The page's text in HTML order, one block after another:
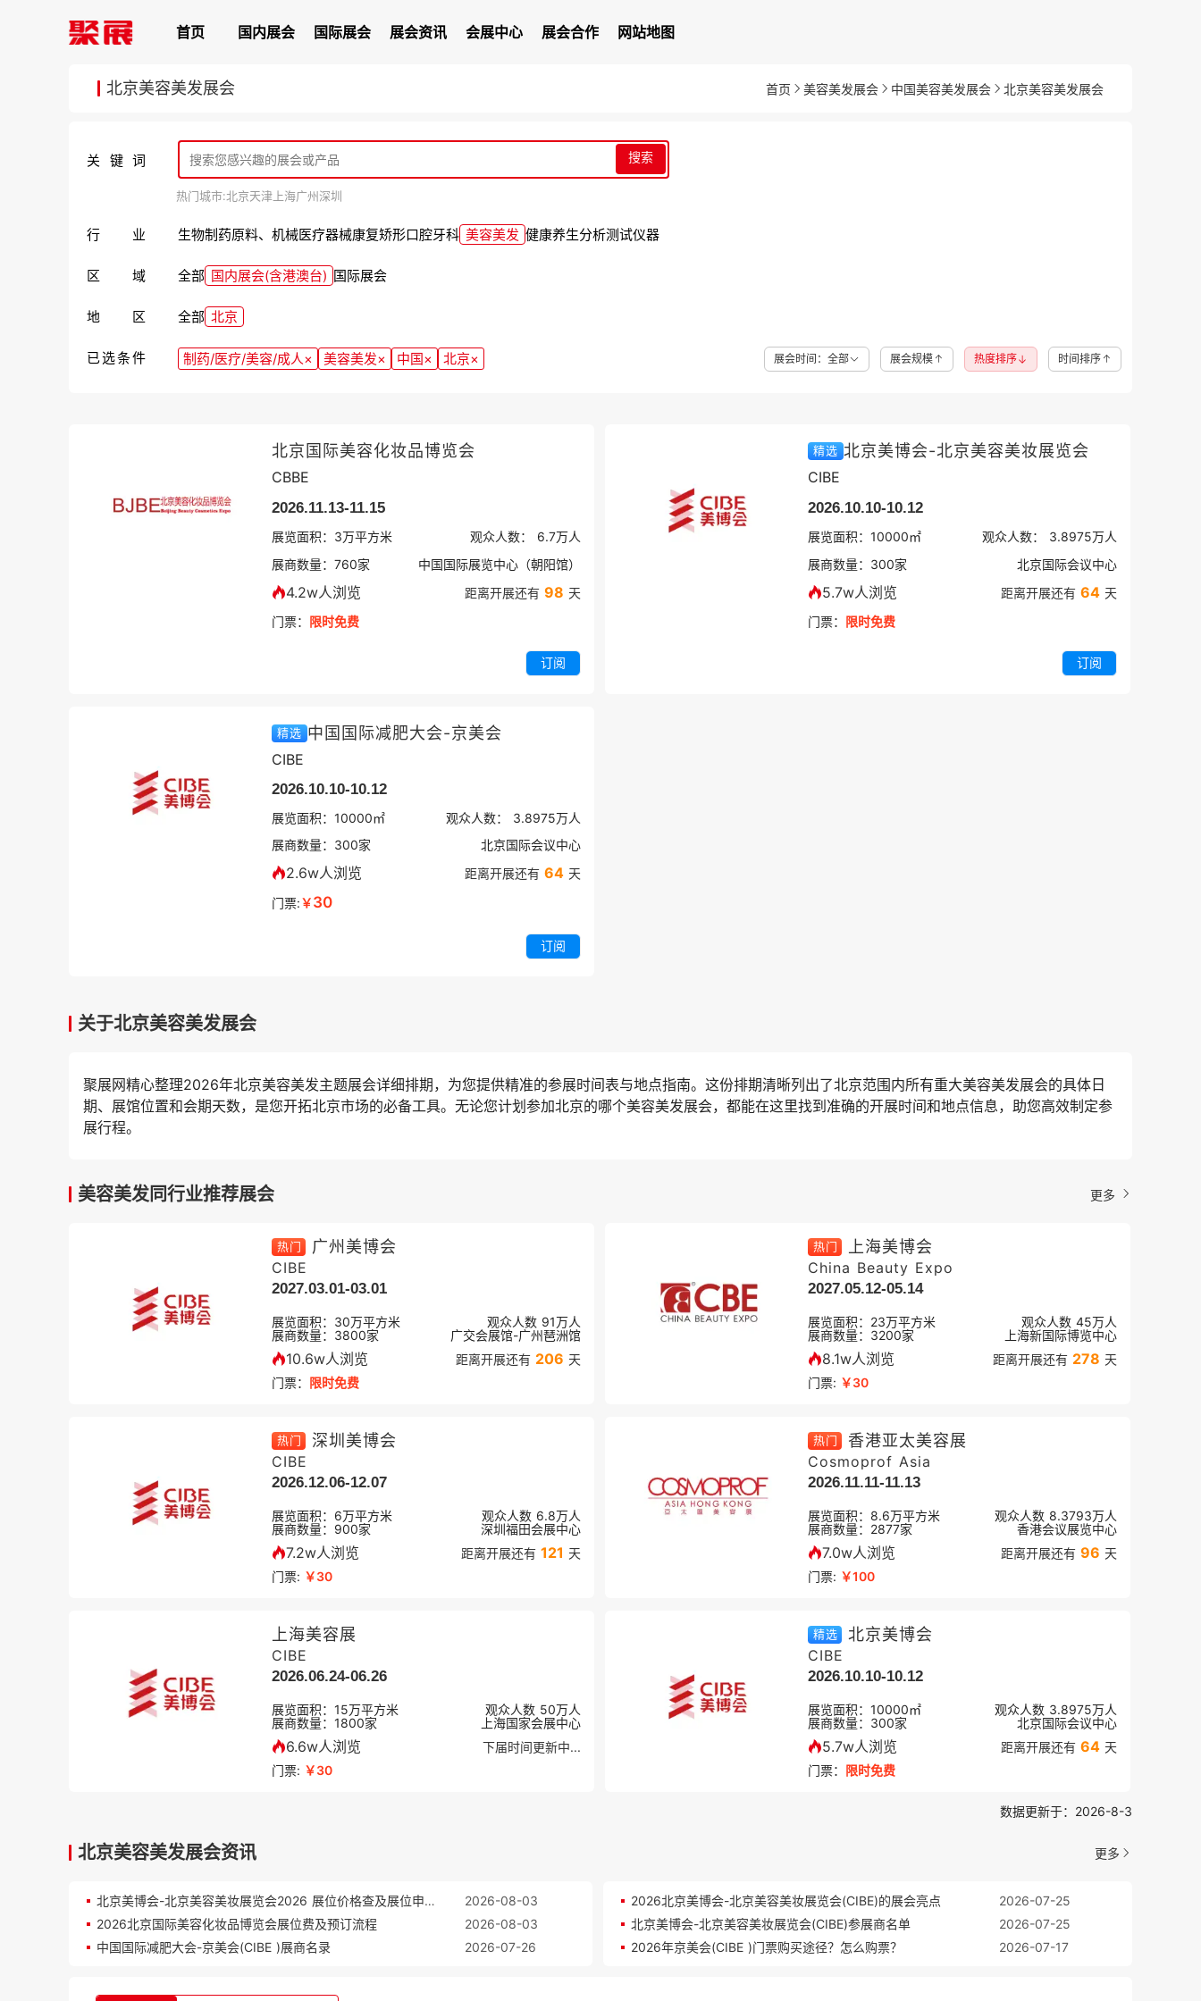
首页 国内展会 国际展会 展会资讯 会展中心 展会合作 网站地图
北京美容美发展会 首页 美容美发展会 中国美容美发展会 北京美容美发展会
北京国际美容化妆品博览会
CBBE
2026.11.13-11.15
展览面积： 3万平方米 观众人数： 6.7万人
展商数量： 760家 中国国际展览中心（朝阳馆）
4.2w人浏览 距离开展还有 98 天
门票： 限时免费
订阅
精选 北京美博会-北京美容美妆展览会
CIBE
2026.10.10-10.12
展览面积： 10000㎡ 观众人数： 3.8975万人
展商数量： 300家 北京国际会议中心
5.7w人浏览 距离开展还有 64 天
门票： 限时免费
订阅
精选 中国国际减肥大会-京美会
CIBE
2026.10.10-10.12
展览面积： 10000㎡ 观众人数： 3.8975万人
展商数量： 300家 北京国际会议中心
2.6w人浏览 距离开展还有 64 天
门票:￥30
订阅
关于北京美容美发展会
聚展网精心整理2026年北京美容美发主题展会详细排期，为您提供精准的参展时间表与地点指南。这份排期清晰列出了北京范围内所有重大美容美发展会的具体日
期、展馆位置和会期天数，是您开拓北京市场的必备工具。无论您计划参加北京的哪个美容美发展会，都能在这里找到准确的开展时间和地点信息，助您高效制定参
展行程。
关键词 搜索
热门城市:北京天津 上海广州深圳
行业 生物制药原料、机械医疗器械康复矫形口腔牙科 美容美发 健康养生分析测试仪器
区域 全部 国内展会(含港澳台) 国际展会
地区 全部 北京
已选条件 制药/医疗/美容/成人× 美容美发× 中国× 北京× 展会时间：全部 展会规模 热度排序 时间排序
美容美发同行业推荐展会 更多
热门 广州美博会
CIBE
2027.03.01-03.01
展览面积： 30万平方米 观众人数 91万人
展商数量： 3800家 广交会展馆-广州琶洲馆
10.6w人浏览 距离开展还有 206 天
门票： 限时免费
热门 上海美博会
China Beauty Expo
2027.05.12-05.14
展览面积： 23万平方米 观众人数 45万人
展商数量： 3200家 上海新国际博览中心
8.1w人浏览 距离开展还有 278 天
门票: ￥30
热门 深圳美博会
CIBE
2026.12.06-12.07
展览面积： 6万平方米 观众人数 6.8万人
展商数量： 900家 深圳福田会展中心
7.2w人浏览 距离开展还有 121 天
门票: ￥30
热门 香港亚太美容展
Cosmoprof Asia
2026.11.11-11.13
展览面积： 8.6万平方米 观众人数 8.3793万人
展商数量： 2877家 香港会议展览中心
7.0w人浏览 距离开展还有 96 天
门票: ￥100
上海美容展
CIBE
2026.06.24-06.26
展览面积： 15万平方米 观众人数 50万人
展商数量： 1800家 上海国家会展中心
6.6w人浏览
下届时间更新中...
门票: ￥30
精选 北京美博会
CIBE
2026.10.10-10.12
展览面积： 10000㎡ 观众人数 3.8975万人
展商数量： 300家 北京国际会议中心
5.7w人浏览 距离开展还有 64 天
门票： 限时免费
数据更新于：2026-8-3
北京美容美发展会资讯 更多
北京美博会-北京美容美妆展览会2026 展位价格查及展位申请入口
2026-08-03
2026北京国际美容化妆品博览会展位费及预订流程
2026-08-03
中国国际减肥大会-京美会(CIBE )展商名录
2026-07-26
2026北京美博会-北京美容美妆展览会(CIBE)的展会亮点
2026-07-25
北京美博会-北京美容美妆展览会(CIBE)参展商名单
2026-07-25
2026年京美会(CIBE )门票购买途径？怎么购票？
2026-07-17